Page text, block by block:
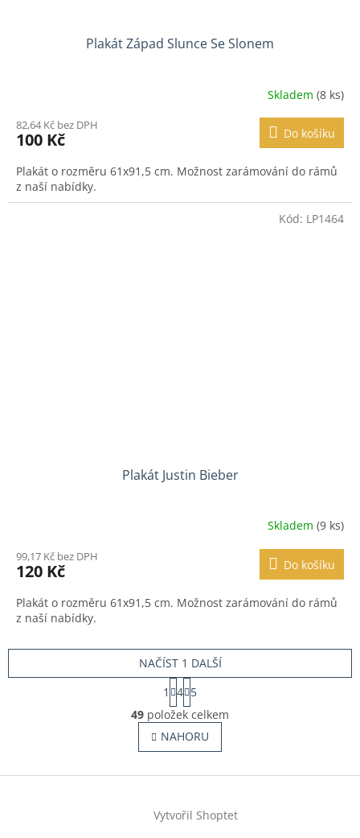
Plakát Západ Slunce Se Slonem
Skladem (8 ks)
82,64 Kč bez DPH
100 Kč Do košíku
Plakát o rozměru 61x91,5 cm. Možnost zarámování do rámů
z naší nabídky.
Plakát Justin Bieber
Skladem (9 ks)
99,17 Kč bez DPH
120 Kč Do košíku
Plakát o rozměru 61x91,5 cm. Možnost zarámování do rámů
z naší nabídky.
Kód: LP1464
O
v
l
á
a
í
NAČÍST 1 DALŠÍ
S
t
r
á
n
k
v
n
í
1 4 5
49 položek celkem
NAHORU
Z
Vytvořil Shoptet